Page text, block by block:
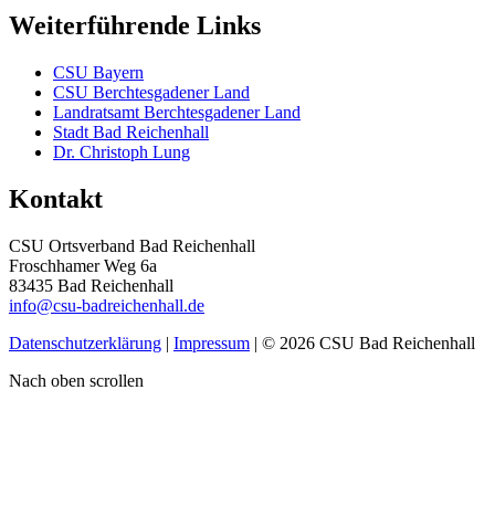
Weiterführende Links
CSU Bayern
CSU Berchtesgadener Land
Landratsamt Berchtesgadener Land
Stadt Bad Reichenhall
Dr. Christoph Lung
Kontakt
CSU Ortsverband Bad Reichenhall
Froschhamer Weg 6a
83435 Bad Reichenhall
info@csu-badreichenhall.de
Datenschutzerklärung | Impressum | © 2026 CSU Bad Reichenhall
Nach oben scrollen